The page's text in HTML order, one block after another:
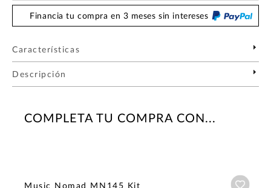
Financia tu compra en 3 meses sin intereses
Características
Descripción
COMPLETA TU COMPRA CON...
Music Nomad MN145 Kit